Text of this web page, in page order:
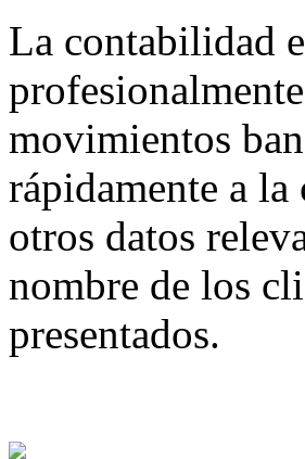
La contabilidad
movimientos
rápidamente a
otros datos
nombre de los
presentados.